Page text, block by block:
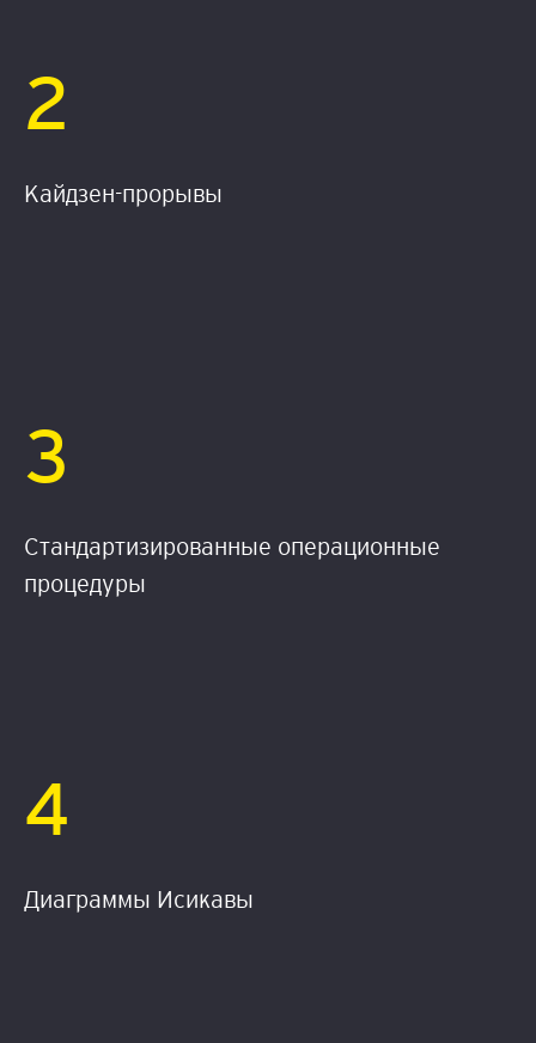
2
Кайдзен-прорывы
3
Стандартизированные операционные
процедуры
4
Диаграммы Исикавы